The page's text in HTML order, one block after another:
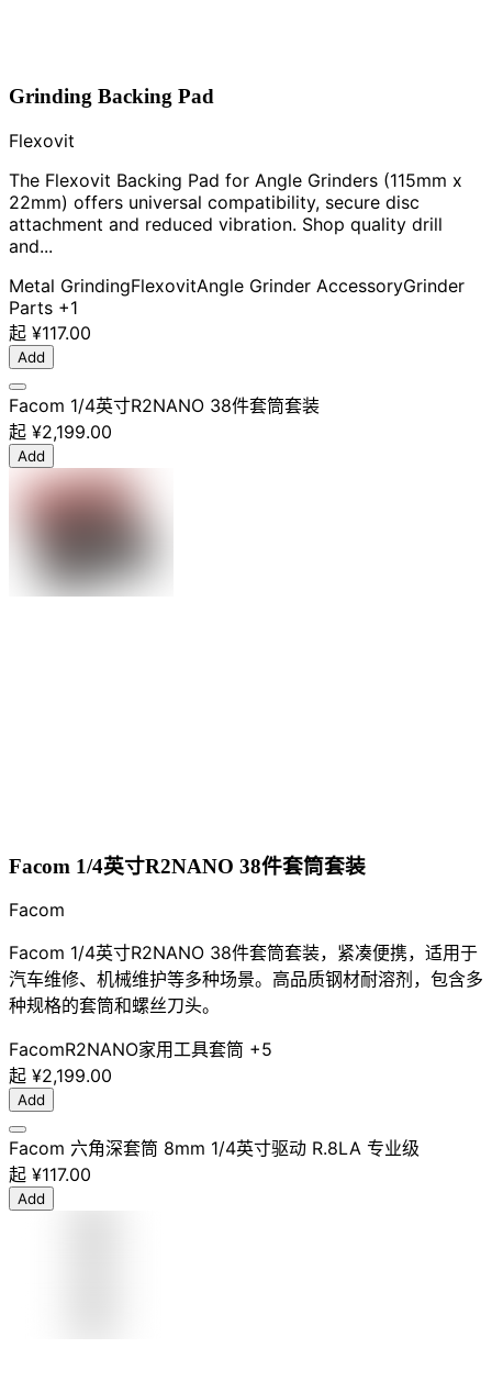
Grinding Backing Pad
Flexovit
The Flexovit Backing Pad for Angle Grinders (115mm x
22mm) offers universal compatibility, secure disc
attachment and reduced vibration. Shop quality drill
and...
Metal GrindingFlexovitAngle Grinder AccessoryGrinder
Parts +1
起 ¥117.00
Add
Facom 1/4英寸R2NANO 38件套筒套装
起 ¥2,199.00
Add
Facom 1/4英寸R2NANO 38件套筒套装
Facom
Facom 1/4英寸R2NANO 38件套筒套装，紧凑便携，适用于
汽车维修、机械维护等多种场景。高品质钢材耐溶剂，包含多
种规格的套筒和螺丝刀头。
FacomR2NANO家用工具套筒 +5
起 ¥2,199.00
Add
Facom 六角深套筒 8mm 1/4英寸驱动 R.8LA 专业级
起 ¥117.00
Add